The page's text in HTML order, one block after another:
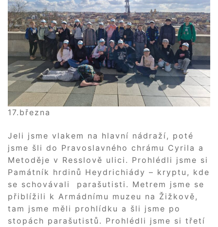
17.března
Jeli jsme vlakem na hlavní nádraží, poté
jsme šli do Pravoslavného chrámu Cyrila a
Metoděje v Resslově ulici. Prohlédli jsme si
Památník hrdinů Heydrichiády – kryptu, kde
se schovávali parašutisti. Metrem jsme se
přiblížili k Armádnímu muzeu na Žižkově,
tam jsme měli prohlídku a šli jsme po
stopách parašutistů. Prohlédli jsme si třetí